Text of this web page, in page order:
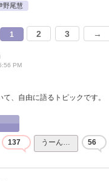
野尾慧
1 2 3 →
PM
、自由に語るトピックです。
137 うーん… 56